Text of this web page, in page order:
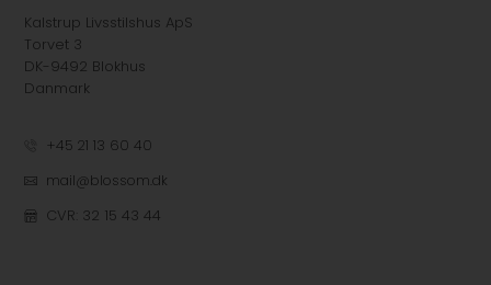
Kalstrup Livsstilshus ApS
Torvet 3
DK-9492 Blokhus
Danmark
+45 21 13 60 40
mail@blossom.dk
CVR: 32 15 43 44